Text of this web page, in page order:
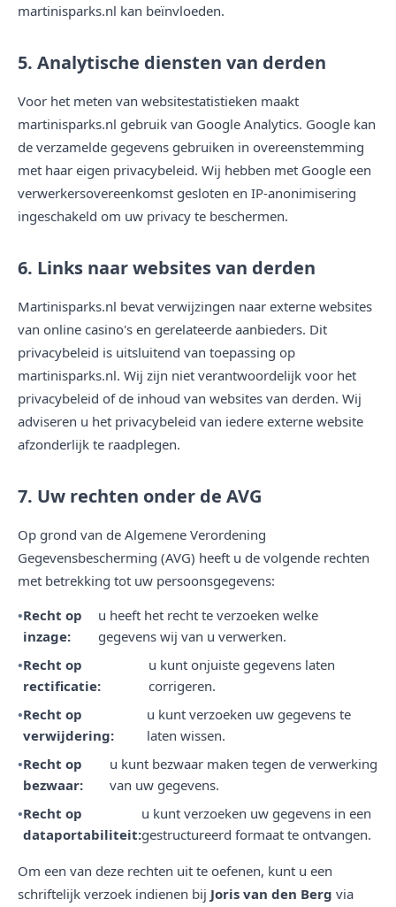
martinisparks.nl kan beïnvloeden.
5. Analytische diensten van derden
Voor het meten van websitestatistieken maakt
martinisparks.nl gebruik van Google Analytics. Google kan
de verzamelde gegevens gebruiken in overeenstemming
met haar eigen privacybeleid. Wij hebben met Google een
verwerkersovereenkomst gesloten en IP-anonimisering
ingeschakeld om uw privacy te beschermen.
6. Links naar websites van derden
Martinisparks.nl bevat verwijzingen naar externe websites
van online casino's en gerelateerde aanbieders. Dit
privacybeleid is uitsluitend van toepassing op
martinisparks.nl. Wij zijn niet verantwoordelijk voor het
privacybeleid of de inhoud van websites van derden. Wij
adviseren u het privacybeleid van iedere externe website
afzonderlijk te raadplegen.
7. Uw rechten onder de AVG
Op grond van de Algemene Verordening
Gegevensbescherming (AVG) heeft u de volgende rechten
met betrekking tot uw persoonsgegevens:
Recht op
inzage:
u heeft het recht te verzoeken welke
gegevens wij van u verwerken.
Recht op
rectificatie:
u kunt onjuiste gegevens laten
corrigeren.
Recht op
verwijdering:
u kunt verzoeken uw gegevens te
laten wissen.
Recht op
bezwaar:
u kunt bezwaar maken tegen de verwerking
van uw gegevens.
Recht op
dataportabiliteit:
u kunt verzoeken uw gegevens in een
gestructureerd formaat te ontvangen.
Om een van deze rechten uit te oefenen, kunt u een
schriftelijk verzoek indienen bij Joris van den Berg via